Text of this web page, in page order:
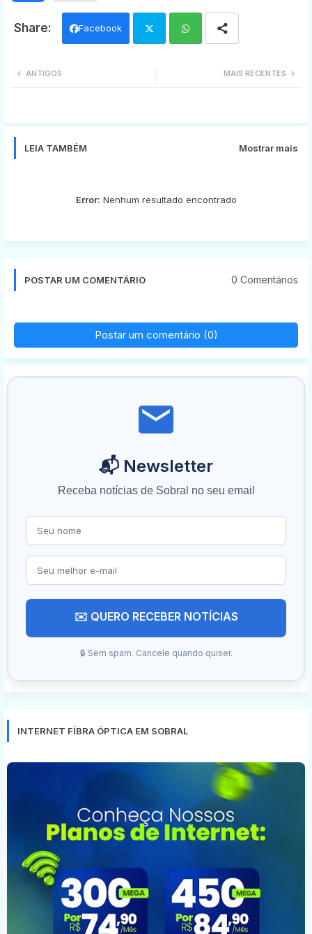
Facebook
MAIS RECENTES
ANTIGOS
LEIA TAMBÉM Mostrar mais
Error: Nenhum resultado encontrado
POSTAR UM COMENTÁRIO 0 Comentários
Postar um comentário (0)
📬 Newsletter
Receba notícias de Sobral no seu email
✉️ QUERO RECEBER NOTÍCIAS
🔒 Sem spam. Cancele quando quiser.
INTERNET FÍBRA ÓPTICA EM SOBRAL